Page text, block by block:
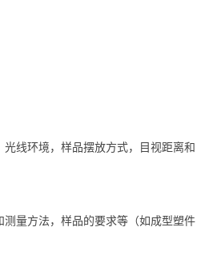
线环境，样品摆放方式，目视距离和
量方法，样品的要求等（如成型塑件